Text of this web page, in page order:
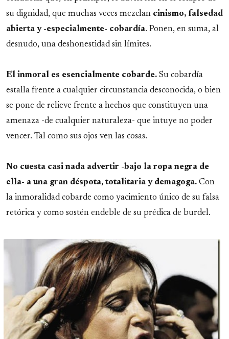
su dignidad, que muchas veces mezclan cinismo, falsedad
abierta y -especialmente- cobardía. Ponen, en suma, al
desnudo, una deshonestidad sin límites.
El inmoral es esencialmente cobarde. Su cobardía
estalla frente a cualquier circunstancia desconocida, o bien
se pone de relieve frente a hechos que constituyen una
amenaza -de cualquier naturaleza- que intuye no poder
vencer. Tal como sus ojos ven las cosas.
No cuesta casi nada advertir -bajo la ropa negra de
ella- a una gran déspota, totalitaria y demagoga. Con
la inmoralidad cobarde como yacimiento único de su falsa
retórica y como sostén endeble de su prédica de burdel.